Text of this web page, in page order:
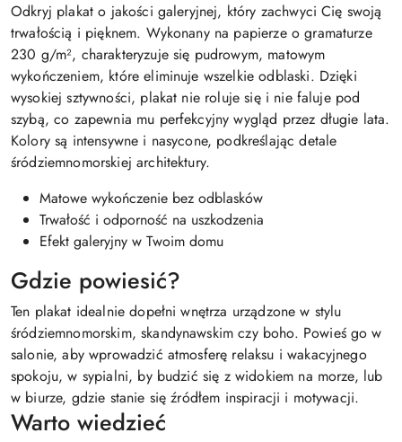
Odkryj plakat o jakości galeryjnej, który zachwyci Cię swoją
trwałością i pięknem. Wykonany na papierze o gramaturze
230 g/m², charakteryzuje się pudrowym, matowym
wykończeniem, które eliminuje wszelkie odblaski. Dzięki
wysokiej sztywności, plakat nie roluje się i nie faluje pod
szybą, co zapewnia mu perfekcyjny wygląd przez długie lata.
Kolory są intensywne i nasycone, podkreślając detale
śródziemnomorskiej architektury.
Matowe wykończenie bez odblasków
Trwałość i odporność na uszkodzenia
Efekt galeryjny w Twoim domu
Gdzie powiesić?
Ten plakat idealnie dopełni wnętrza urządzone w stylu
śródziemnomorskim, skandynawskim czy boho. Powieś go w
salonie, aby wprowadzić atmosferę relaksu i wakacyjnego
spokoju, w sypialni, by budzić się z widokiem na morze, lub
w biurze, gdzie stanie się źródłem inspiracji i motywacji.
Warto wiedzieć